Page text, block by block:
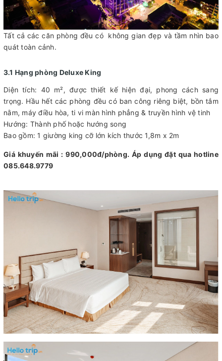
Tất cả các căn phòng đều có không gian đẹp và tầm nhìn bao
quát toàn cảnh.
3.1 Hạng phòng Deluxe King
Diện tích: 40 m², được thiết kế hiện đại, phong cách sang
trọng. Hầu hết các phòng đều có ban công riêng biệt, bồn tắm
nằm, máy điều hòa, ti vi màn hình phẳng & truyền hình vệ tinh
Hướng: Thành phố hoặc hướng song
Bao gồm: 1 giường king cỡ lớn kích thước 1,8m x 2m
Giá khuyến mãi : 990,000đ/phòng. Áp dụng đặt qua hotline
085.648.9779